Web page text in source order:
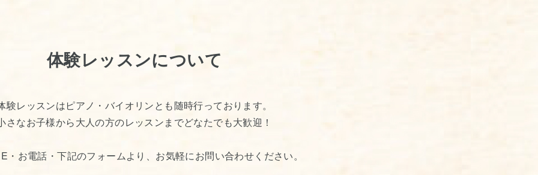
体験レッスンについて
験レッスンはピアノ・バイオリンとも随時行っております。
さなお子様から大人の方のレッスンまでどなたでも大歓迎！
・お電話・下記のフォームより、お気軽にお問い合わせください。